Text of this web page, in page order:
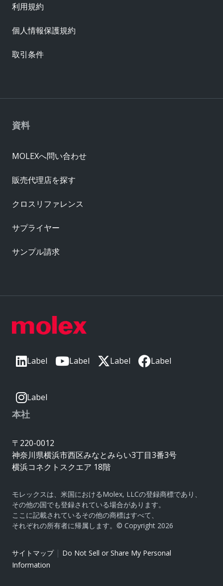
Label Label Label Label
Label
本社
〒220-0012
神奈川県横浜市西区みなとみらい3丁目3番3号
横浜コネクトスクエア 18階
モレックスは、米国におけるMolex, LLCの登録商標であり、
その他の国でも登録されている場合があります。
ここに記載されているその他の商標はすべて、
それぞれの所有者に帰属します。© Copyright 2026
サイトマップ| Do Not Sell or Share My Personal
Information
資料
MOLEXへ問い合わせ
販売代理店を探す
クロスリファレンス
サプライヤー
サンプル請求
利用規約
個人情報保護規約
取引条件